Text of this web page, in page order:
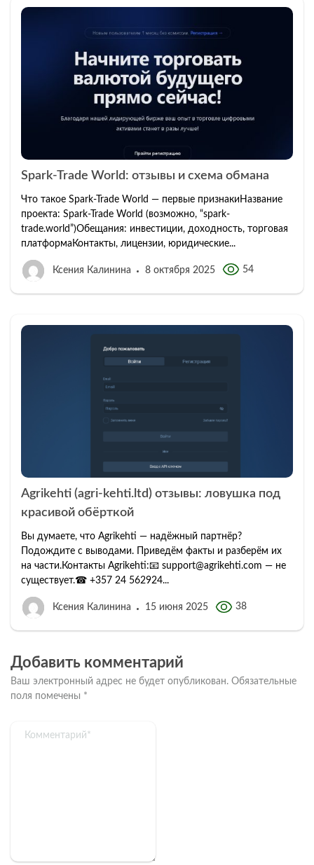
Spark-Trade World: отзывы и схема обмана
Что такое Spark-Trade World — первые признакиНазвание
проекта: Spark-Trade World (возможно, “spark-
trade.world”)Обещания: инвестиции, доходность, торговая
платформаКонтакты, лицензии, юридические...
Ксения Калинина 8 октября 2025 54
Agrikehti (agri-kehti.ltd) отзывы: ловушка под
красивой обёрткой
Вы думаете, что Agrikehti — надёжный партнёр?
Подождите с выводами. Приведём факты и разберём их
на части.Контакты Agrikehti:📧 support@agrikehti.com — не
существует.☎ +357 24 562924...
Ксения Калинина 15 июня 2025 38
Добавить комментарий
Ваш электронный адрес не будет опубликован. Обязательные
поля помечены *